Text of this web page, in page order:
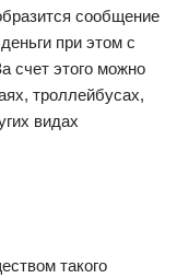
сообщение
при этом с
счет этого можно
троллейбусах,
видах
такого